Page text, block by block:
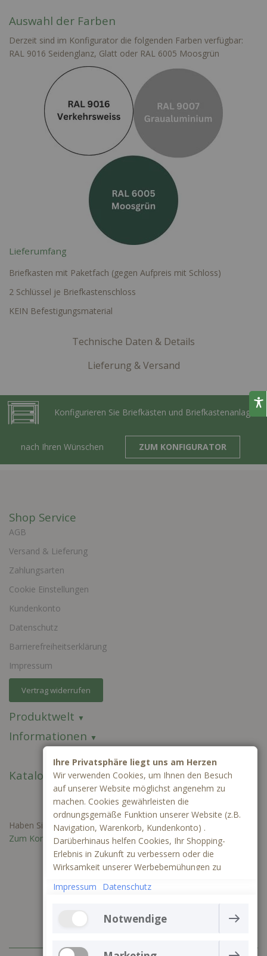
Auswahl der Farben
Derzeit sind im Konfigurator die folgenden Farben verfügbar:
RAL 9016 Seidenglanz, Glatt oder RAL 6005 Moosgrün
Lieferumfang
Briefkasten mit Paketfach (gegen Aufpreis mit Schloss)
2 Schlüssel je Briefkastenschloss
KEIN Befestigungsmaterial
Technische Daten & Details
Lieferung & Versand
Konfigurieren Sie Briefkästen und Briefkastenanlagen
nach Ihren Wünschen ZUM KONFIGURATOR
Shop Service
AGB
Versand & Lieferung
Zahlungsarten
Cookie Einstellungen
Kundenkonto
Datenschutz
Barrierefreiheitserklärung
Impressum
Vertrag widerrufen
Produktwelt
Informationen
Kataloge
Haben Sie Fragen oder benötigen Sie ein individuelles Angebot?
Zum Kontaktformular
Ihre Privatsphäre liegt uns am Herzen
Wir verwenden Cookies, um Ihnen den Besuch
auf unserer Website möglichst angenehm zu
machen. Cookies gewährleisten die
ordnungsgemäße Funktion unserer Website (z.B.
Navigation, Warenkorb, Kundenkonto) .
Darüberhinaus helfen Cookies, Ihr Shopping-
Erlebnis in Zukunft zu verbessern oder die
Wirksamkeit unserer Werbebemühungen zu
Cookies und Tracking mittels Google Analytics
besser verstehen, wie unsere Seite genutzt wird.
Impressum Datenschutz
Notwendige
Die Webseite kann ohne notwendige Cookies nicht
richtig funktionieren. Sie gewährleisten einen